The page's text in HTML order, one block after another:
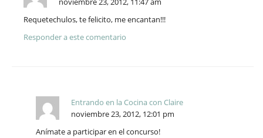
Requetechulos, te felicito, me encantan!!!
Responder a este comentario
Entrando en la Cocina con Claire
noviembre 23, 2012, 12:01 pm
Anímate a participar en el concurso!